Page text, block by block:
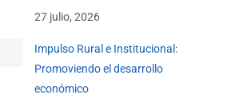
27 julio, 2026
Impulso Rural e Institucional:
Promoviendo el desarrollo
económico